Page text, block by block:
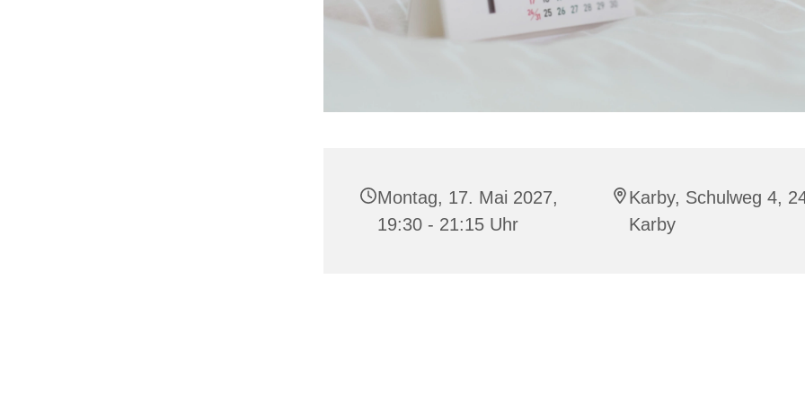
Montag, 17. Mai 2027,
19:30 - 21:15 Uhr
Karby, Schulweg 4,
Karby